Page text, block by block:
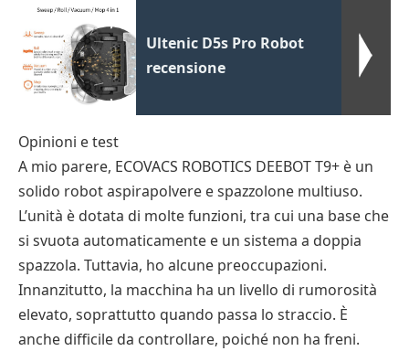
Ultenic D5s Pro Robot
recensione
Opinioni e test
A mio parere, ECOVACS ROBOTICS DEEBOT T9+ è un
solido robot aspirapolvere e spazzolone multiuso.
L’unità è dotata di molte funzioni, tra cui una base che
si svuota automaticamente e un sistema a doppia
spazzola. Tuttavia, ho alcune preoccupazioni.
Innanzitutto, la macchina ha un livello di rumorosità
elevato, soprattutto quando passa lo straccio. È
anche difficile da controllare, poiché non ha freni.